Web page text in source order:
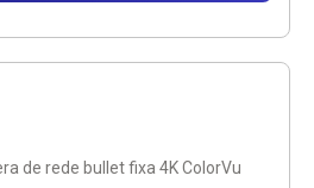
de rede bullet fixa 4K ColorVu